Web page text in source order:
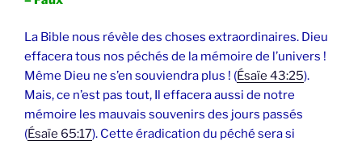
La Bible nous révèle des choses extraordinaires. Dieu
effacera tous nos péchés de la mémoire de l’univers !
Même Dieu ne s’en souviendra plus ! (Ésaïe 43:25).
Mais, ce n’est pas tout, Il effacera aussi de notre
mémoire les mauvais souvenirs des jours passés
(Ésaïe 65:17). Cette éradication du péché sera si